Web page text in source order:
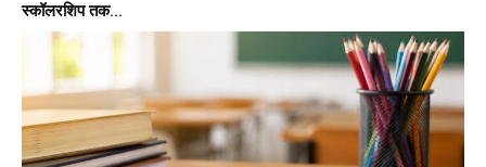
स्कॉलरशिप तक...